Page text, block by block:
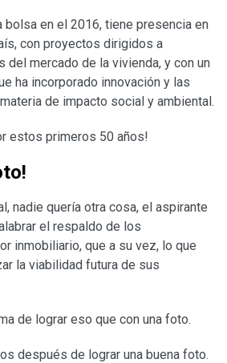
bolsa en el 2016, tiene presencia en
con proyectos dirigidos a
mercado de la vivienda, y con un
ha incorporado innovación y las
de impacto social y ambiental.
estos primeros 50 años!
nadie quería otra cosa, el aspirante
el respaldo de los
inmobiliario, que a su vez, lo que
la viabilidad futura de sus
de lograr eso que con una foto.
después de lograr una buena foto.